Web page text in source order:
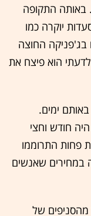
באותה התקופה
יוקרה כמו
בג'פניקה החוצה
לדעתי הוא פיצח את
ימים.
חודש וחצי
פחות התרוממו
במחירים שאנשים
של